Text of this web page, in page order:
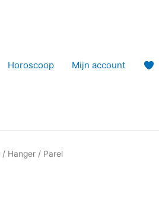
Horoscoop Mijn account
/ Hanger / Parel